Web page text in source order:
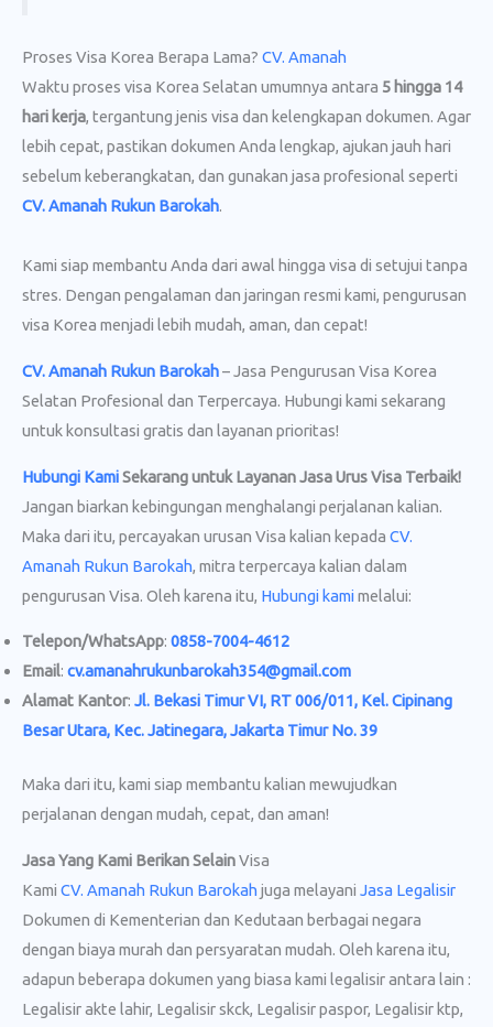
Proses Visa Korea Berapa Lama? CV. Amanah
Waktu proses visa Korea Selatan umumnya antara 5 hingga 14
hari kerja, tergantung jenis visa dan kelengkapan dokumen. Agar
lebih cepat, pastikan dokumen Anda lengkap, ajukan jauh hari
sebelum keberangkatan, dan gunakan jasa profesional seperti
CV. Amanah Rukun Barokah.
Kami siap membantu Anda dari awal hingga visa di setujui tanpa
stres. Dengan pengalaman dan jaringan resmi kami, pengurusan
visa Korea menjadi lebih mudah, aman, dan cepat!
CV. Amanah Rukun Barokah– Jasa Pengurusan Visa Korea
Selatan Profesional dan Terpercaya. Hubungi kami sekarang
untuk konsultasi gratis dan layanan prioritas!
Hubungi KamiSekarang untuk Layanan Jasa Urus Visa Terbaik!
Jangan biarkan kebingungan menghalangi perjalanan kalian.
Maka dari itu, percayakan urusan Visa kalian kepada CV.
Amanah Rukun Barokah, mitra terpercaya kalian dalam
pengurusan Visa. Oleh karena itu, Hubungi kamimelalui:
Telepon/WhatsApp: 0858-7004-4612
Email: cv.amanahrukunbarokah354@gmail.com
Alamat Kantor: Jl. Bekasi Timur VI, RT 006/011, Kel. Cipinang
Besar Utara, Kec. Jatinegara, Jakarta Timur No. 39
Maka dari itu, kami siap membantu kalian mewujudkan
perjalanan dengan mudah, cepat, dan aman!
Jasa Yang Kami Berikan SelainVisa
Kami CV. Amanah Rukun Barokah juga melayani Jasa Legalisir
Dokumen di Kementerian dan Kedutaan berbagai negara
dengan biaya murah dan persyaratan mudah. Oleh karena itu,
adapun beberapa dokumen yang biasa kami legalisir antara lain :
Legalisir akte lahir, Legalisir skck, Legalisir paspor, Legalisir ktp,